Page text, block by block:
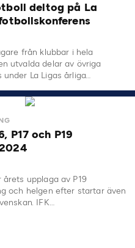
deltog på La
från klubbar i hela
utvalda delar av övriga
under La Ligas årliga…
P17 och P19
årets upplaga av P19
och helgen efter startar även
IFK…